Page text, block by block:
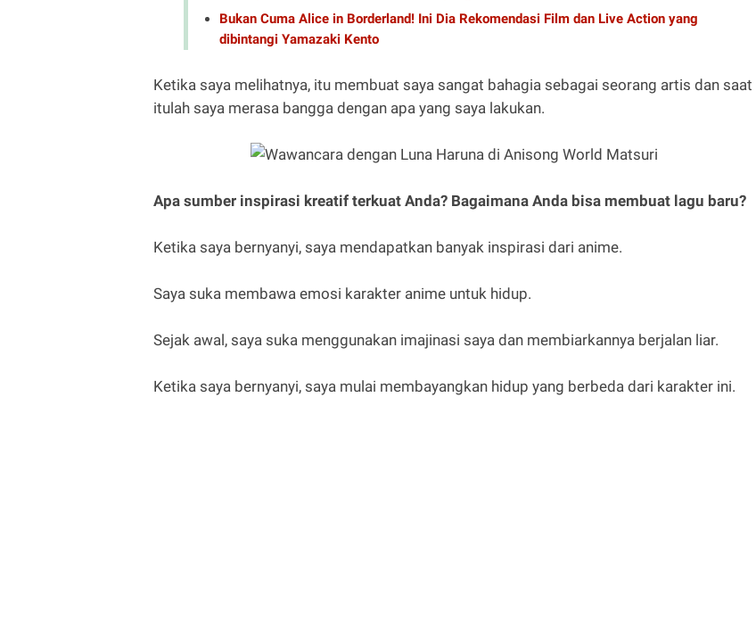
Bukan Cuma Alice in Borderland! Ini Dia Rekomendasi Film dan Live Action yang
dibintangi Yamazaki Kento
Ketika saya melihatnya, itu membuat saya sangat bahagia sebagai seorang artis dan saat
itulah saya merasa bangga dengan apa yang saya lakukan.
Apa sumber inspirasi kreatif terkuat Anda? Bagaimana Anda bisa membuat lagu baru?
Ketika saya bernyanyi, saya mendapatkan banyak inspirasi dari anime.
Saya suka membawa emosi karakter anime untuk hidup.
Sejak awal, saya suka menggunakan imajinasi saya dan membiarkannya berjalan liar.
Ketika saya bernyanyi, saya mulai membayangkan hidup yang berbeda dari karakter ini.